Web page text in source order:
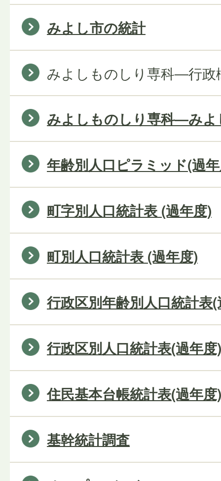
みよし市の統計
みよしものしり専科―行政
みよしものしり専科―みよ
年齢別人口ピラミッド(過
町字別人口統計表 (過年度)
町別人口統計表 (過年度)
行政区別年齢別人口統計表
行政区別人口統計表(過年度)
住民基本台帳統計表(過年度)
基幹統計調査